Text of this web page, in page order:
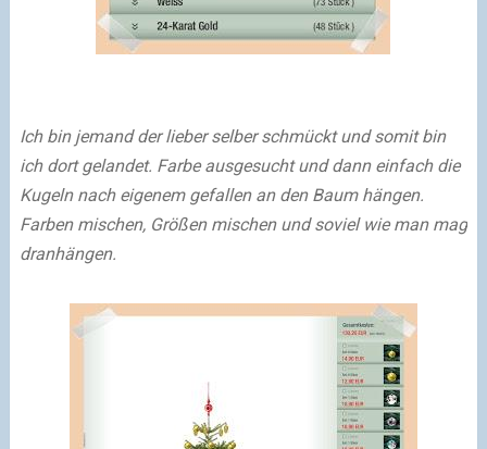
Ich bin jemand der lieber selber schmückt und somit bin
ich dort gelandet. Farbe ausgesucht und dann einfach die
Kugeln nach eigenem gefallen an den Baum hängen.
Farben mischen, Größen mischen und soviel wie man mag
dranhängen.